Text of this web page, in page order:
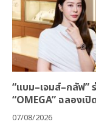
“แบม–เจมส์–กลัฟ”
“OMEGA” ฉลอง
07/08/2026